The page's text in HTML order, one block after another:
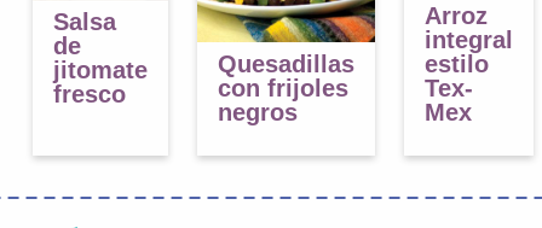
Salsa
de
jitomate
fresco
Quesadillas
con frijoles
negros
Arroz
integral
estilo
Tex-
Mex